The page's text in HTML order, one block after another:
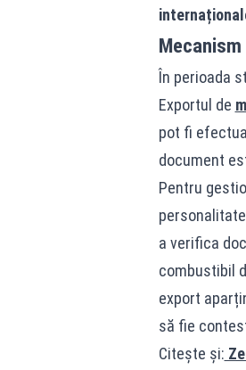
În perioada
Exportul de
pot fi
document
Pentru
a verifica
combustibil
export
să fie
Citește și: